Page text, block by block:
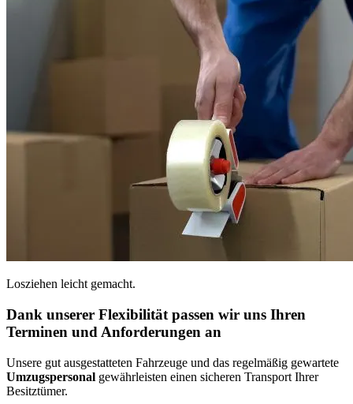
Losziehen leicht gemacht.
Dank unserer Flexibilität passen wir uns Ihren
Terminen und Anforderungen an
Unsere gut ausgestatteten Fahrzeuge und das regelmäßig gewartete
Umzugspersonal gewährleisten einen sicheren Transport Ihrer
Besitztümer.